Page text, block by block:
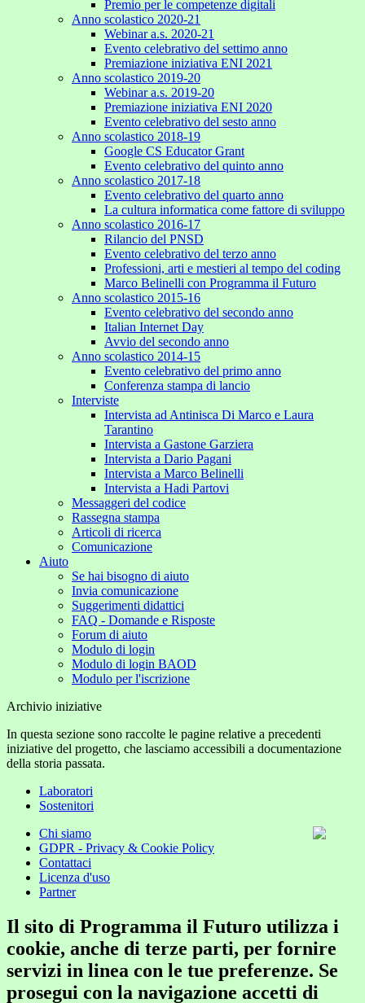
Premio per le competenze digitali
Anno scolastico 2020-21
Webinar a.s. 2020-21
Evento celebrativo del settimo anno
Premiazione iniziativa ENI 2021
Anno scolastico 2019-20
Webinar a.s. 2019-20
Premiazione iniziativa ENI 2020
Evento celebrativo del sesto anno
Anno scolastico 2018-19
Google CS Educator Grant
Evento celebrativo del quinto anno
Anno scolastico 2017-18
Evento celebrativo del quarto anno
La cultura informatica come fattore di sviluppo
Anno scolastico 2016-17
Rilancio del PNSD
Evento celebrativo del terzo anno
Professioni, arti e mestieri al tempo del coding
Marco Belinelli con Programma il Futuro
Anno scolastico 2015-16
Evento celebrativo del secondo anno
Italian Internet Day
Avvio del secondo anno
Anno scolastico 2014-15
Evento celebrativo del primo anno
Conferenza stampa di lancio
Interviste
Intervista ad Antinisca Di Marco e Laura
Tarantino
Intervista a Gastone Garziera
Intervista a Dario Pagani
Intervista a Marco Belinelli
Intervista a Hadi Partovi
Messaggeri del codice
Rassegna stampa
Articoli di ricerca
Comunicazione
Aiuto
Se hai bisogno di aiuto
Invia comunicazione
Suggerimenti didattici
FAQ - Domande e Risposte
Forum di aiuto
Modulo di login
Modulo di login BAOD
Modulo per l'iscrizione
Archivio iniziative
In questa sezione sono raccolte le pagine relative a precedenti
iniziative del progetto, che lasciamo accessibili a documentazione
della storia passata.
Laboratori
Sostenitori
Chi siamo
GDPR - Privacy & Cookie Policy
Contattaci
Licenza d'uso
Partner
Il sito di Programma il Futuro utilizza i
cookie, anche di terze parti, per fornire
servizi in linea con le tue preferenze. Se
prosegui con la navigazione accetti di